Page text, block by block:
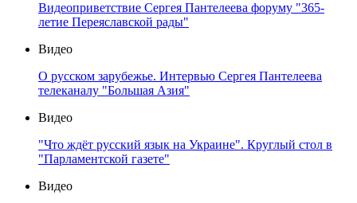
Видеоприветствие Сергея Пантелеева форуму "365-
летие Переяславской рады"
Видео
О русском зарубежье. Интервью Сергея Пантелеева
телеканалу "Большая Азия"
Видео
"Что ждёт русский язык на Украине". Круглый стол в
"Парламентской газете"
Видео